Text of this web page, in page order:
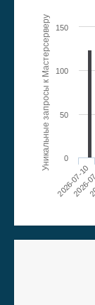
Уникальные запросы к Мастерсерверу
2026-07-10
0
50
100
150